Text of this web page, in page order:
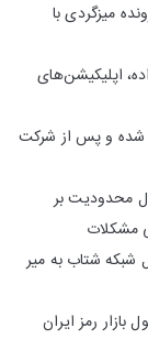
میزگردی با
اپلیکیشن‌های
شده و پس از شرکت
محدودیت بر
مشکلات
شبکه شتاب به میر
رمز ایران